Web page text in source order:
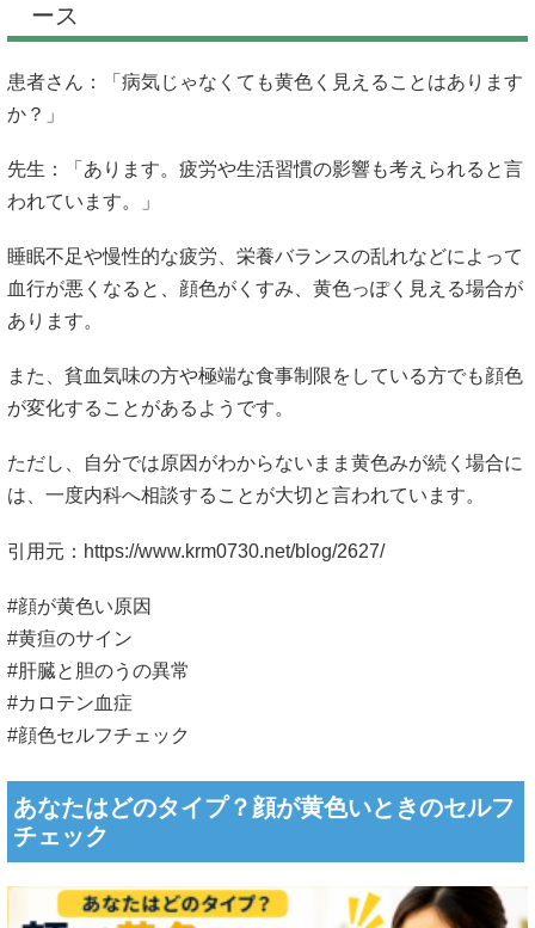
ース
患者さん：「病気じゃなくても黄色く見えることはあります
か？」
先生：「あります。疲労や生活習慣の影響も考えられると言
われています。」
睡眠不足や慢性的な疲労、栄養バランスの乱れなどによって
血行が悪くなると、顔色がくすみ、黄色っぽく見える場合が
あります。
また、貧血気味の方や極端な食事制限をしている方でも顔色
が変化することがあるようです。
ただし、自分では原因がわからないまま黄色みが続く場合に
は、一度内科へ相談することが大切と言われています。
引用元： https://www.krm0730.net/blog/2627/
#顔が黄色い原因
#黄疸のサイン
#肝臓と胆のうの異常
#カロテン血症
#顔色セルフチェック
あなたはどのタイプ？顔が黄色いときのセルフ
チェック